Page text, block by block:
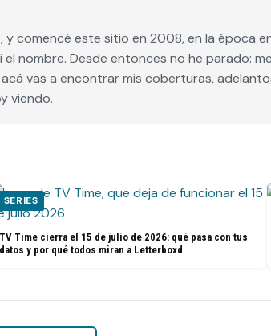
comencé este sitio en 2008, en la época
nombre. Desde entonces no he parado: me
vas a encontrar mis coberturas,
viendo.
SERIES
TV Time cierra el 15 de julio de 2026: qué pasa con tus
datos y por qué todos miran a Letterboxd